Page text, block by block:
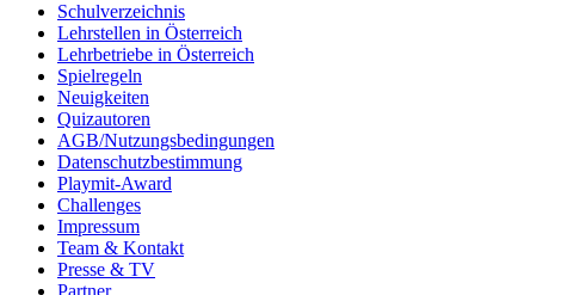
Schulverzeichnis
Lehrstellen in Österreich
Lehrbetriebe in Österreich
Spielregeln
Neuigkeiten
Quizautoren
AGB/Nutzungsbedingungen
Datenschutzbestimmung
Playmit-Award
Challenges
Impressum
Team & Kontakt
Presse & TV